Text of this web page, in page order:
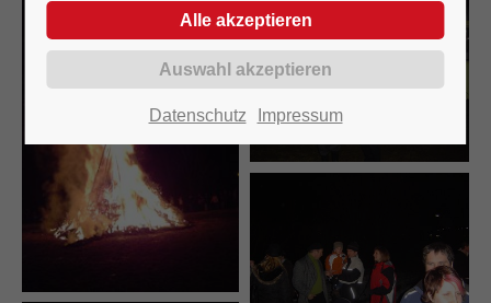
Register|Lost your password?
Support
Lorem ipsum dolor sit amet:
24h / 365days
Datenschutz Impressum